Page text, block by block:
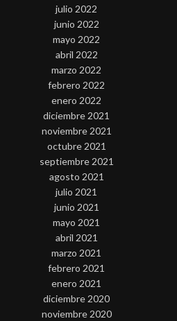
julio 2022
junio 2022
mayo 2022
abril 2022
marzo 2022
febrero 2022
enero 2022
diciembre 2021
noviembre 2021
octubre 2021
septiembre 2021
agosto 2021
julio 2021
junio 2021
mayo 2021
abril 2021
marzo 2021
febrero 2021
enero 2021
diciembre 2020
noviembre 2020